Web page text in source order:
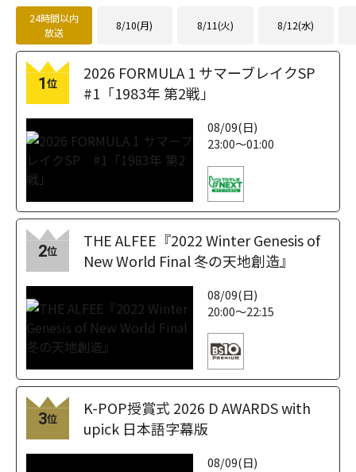
24時間以内
放送
8/10(月) 8/11(火) 8/12(水)
1位
2026 FORMULA 1 サマーブレイクSP
#1「1983年 第2戦」
08/09(日)
23:00～01:00
2位
THE ALFEE『2022 Winter Genesis of
New World Final 冬の天地創造』
08/09(日)
20:00～22:15
3位
K-POP授賞式 2026 D AWARDS with
upick 日本語字幕版
08/09(日)